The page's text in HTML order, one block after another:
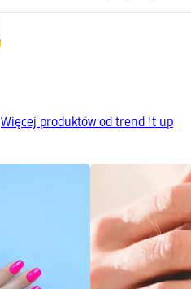
Więcej produktów od trend !t up